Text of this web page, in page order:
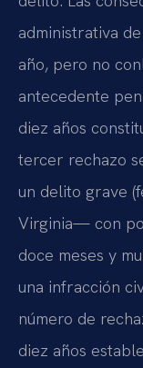
administrativa
año, pero no
antecedente
diez años
tercer rechazo
un delito grave
Virginia— con
doce meses y
una infracción
número de
diez años